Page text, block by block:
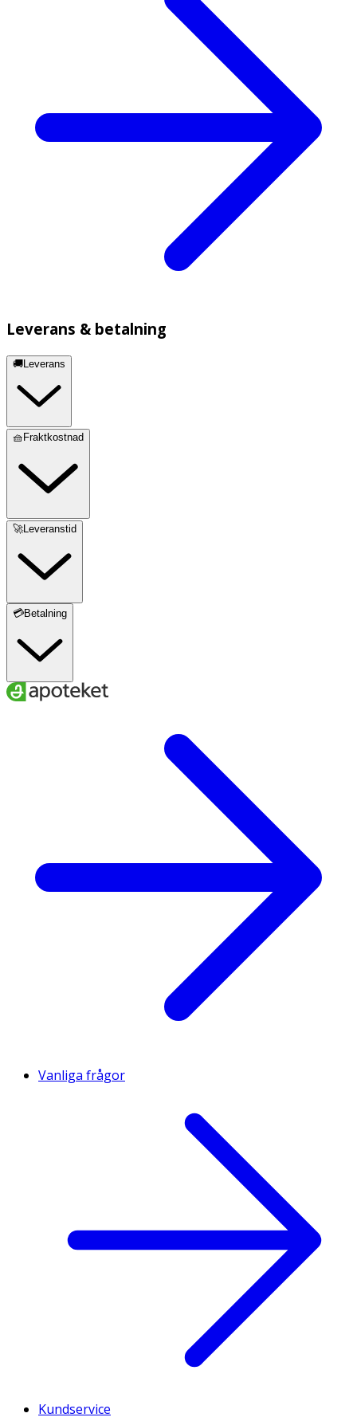
Leverans & betalning
🚚Leverans
🧺Fraktkostnad
🚀Leveranstid
💳Betalning
Vanliga frågor
Kundservice